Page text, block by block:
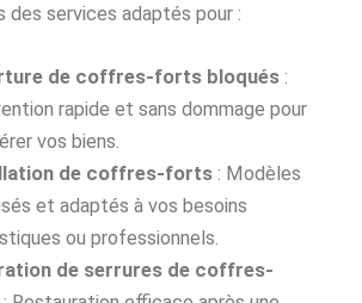
des services adaptés pour :
de coffres-forts bloqués :
rapide et sans dommage pour
vos biens.
de coffres-forts : Modèles
et adaptés à vos besoins
ou professionnels.
de serrures de coffres-